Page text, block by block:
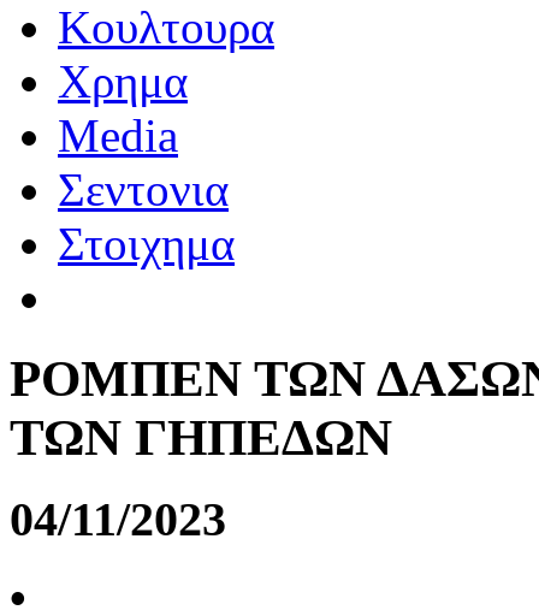
Κουλτουρα
Χρημα
Media
Σεντονια
Στοιχημα
ΡΟΜΠΕΝ ΤΩΝ
ΤΩΝ ΓΗΠΕΔΩΝ
04/11/2023
•